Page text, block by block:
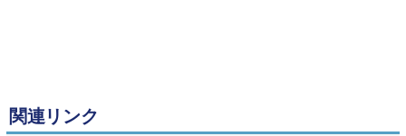
関連リンク